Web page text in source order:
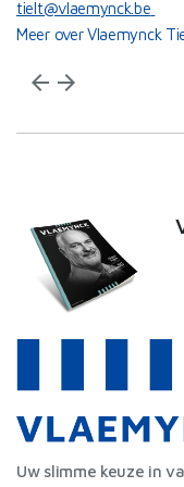
tielt@vlaemynck.be
Meer over Vlaemynck
arrow_back arrow_forward
Uw slimme keuze in